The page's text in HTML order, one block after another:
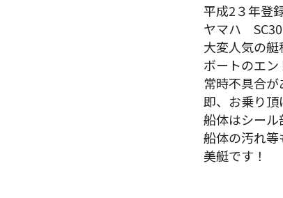
平成2３年登
ヤマハ
大変人気の艇
ボートのエン
常時不具合が
即、お乗り頂
船体はシール
船体の汚れ等
美艇です！